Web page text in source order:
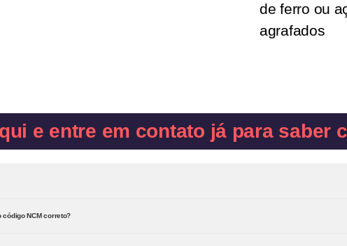
de ferro ou
agrafados
e entre em contato já para saber
NCM correto?